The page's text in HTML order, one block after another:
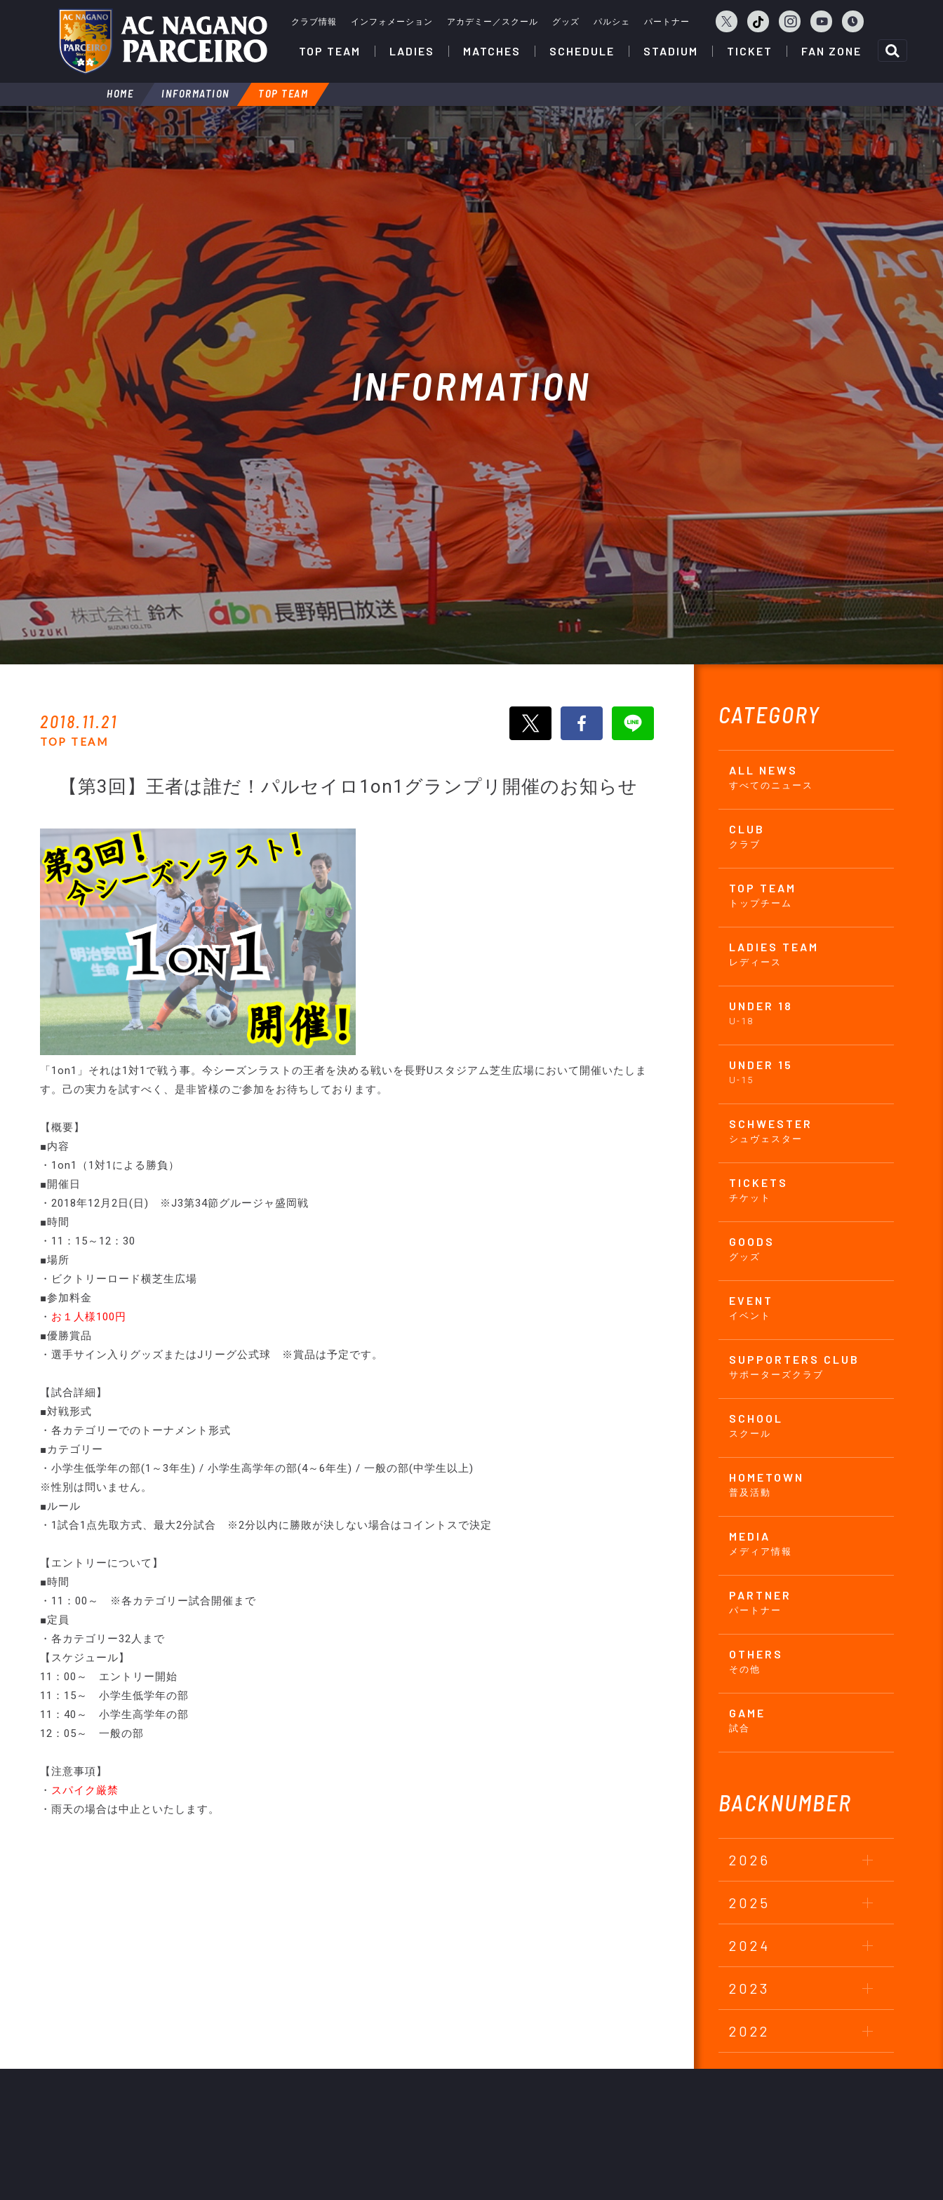
クラブ情報 インフォメーション アカデミー／スクール グッズ パルシェ パートナー
TOP TEAM LADIES MATCHES SCHEDULE STADIUM TICKET FAN ZONE
HOME INFORMATION TOP TEAM
INFORMATION
CATEGORY
ALL NEWS
すべてのニュース
CLUB
クラブ
TOP TEAM
トップチーム
LADIES TEAM
レディース
UNDER 18
U-18
UNDER 15
U-15
SCHWESTER
シュヴェスター
TICKETS
チケット
GOODS
グッズ
EVENT
イベント
SUPPORTERS CLUB
サポーターズクラブ
SCHOOL
スクール
HOMETOWN
普及活動
MEDIA
メディア情報
PARTNER
パートナー
OTHERS
その他
GAME
試合
BACKNUMBER
2026
2025
2024
2023
2022
2021
2018.11.21
TOP TEAM
【第3回】王者は誰だ！パルセイロ1on1グランプリ開催のお知らせ
「1on1」それは1対1で戦う事。今シーズンラストの王者を決める戦いを長野Uスタジアム芝生広場において開催いたしま
す。己の実力を試すべく、是非皆様のご参加をお待ちしております。
【概要】
■内容
・1on1（1対1による勝負）
■開催日
・2018年12月2日(日) ※J3第34節グルージャ盛岡戦
■時間
・11：15～12：30
■場所
・ビクトリーロード横芝生広場
■参加料金
・ お１人様100円
■優勝賞品
・選手サイン入りグッズまたはJリーグ公式球 ※賞品は予定です。
【試合詳細】
■対戦形式
・各カテゴリーでのトーナメント形式
■カテゴリー
・小学生低学年の部(1～3年生) / 小学生高学年の部(4～6年生) / 一般の部(中学生以上)
※性別は問いません。
■ルール
・1試合1点先取方式、最大2分試合 ※2分以内に勝敗が決しない場合はコイントスで決定
【エントリーについて】
■時間
・11：00～ ※各カテゴリー試合開催まで
■定員
・各カテゴリー32人まで
【スケジュール】
11：00～ エントリー開始
11：15～ 小学生低学年の部
11：40～ 小学生高学年の部
12：05～ 一般の部
【注意事項】
・ スパイク厳禁
・雨天の場合は中止といたします。